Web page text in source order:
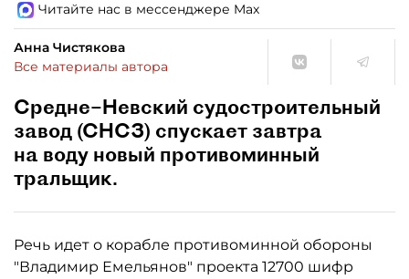
Читайте нас в мессенджере Max
Анна Чистякова
Все материалы автора
Средне–Невский судостроительный
завод (СНСЗ) спускает завтра
на воду новый противоминный
тральщик.
Речь идет о корабле противоминной обороны
"Владимир Емельянов" проекта 12700 шифр